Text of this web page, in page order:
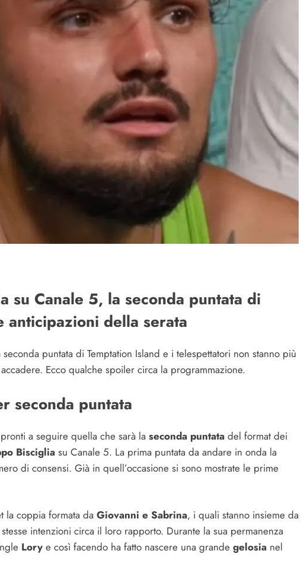
su Canale 5, la seconda puntata di
anticipazioni della serata
puntata di Temptation Island e i telespettatori non stanno più
Ecco qualche spoiler circa la programmazione.
seconda puntata
a seguire quella che sarà la seconda puntata del format dei
Bisciglia su Canale 5. La prima puntata da andare in onda la
di consensi. Già in quell’occasione si sono mostrate le prime
la coppia formata da Giovanni e Sabrina, i quali stanno insieme da
intenzioni circa il loro rapporto. Durante la sua permanenza
Lory e così facendo ha fatto nascere una grande gelosia nel